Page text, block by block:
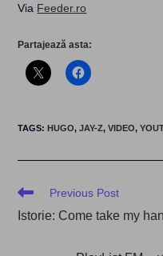
Via Feeder.ro
Partajează asta:
TAGS:HUGO, JAY-Z, VIDEO,
Read
articles
Previous Post
Istorie: Come take my